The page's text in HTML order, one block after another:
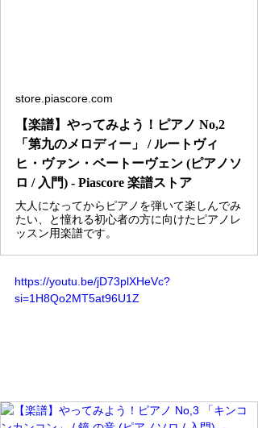
store.piascore.com
【楽譜】やってみよう！ピアノ No,2
「第九のメロディー」 / ルートヴィ
ヒ・ヴァン・ベートーヴェン (ピアノソ
ロ / 入門) - Piascore 楽譜ストア
大人になってからピアノを弾いて楽しんでみ
たい、と憧れる初心者の方に向けたピアノレ
ッスン用楽譜です。
https://youtu.be/jD73plXHeVc?
si=1H8Qo2MT5at96U1Z